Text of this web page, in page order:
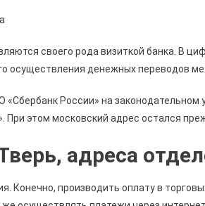
3267
своего рода визиткой банка. В
осуществления денежных переводов
«Сбербанк России» на законодательном
При этом московский адрес остался
адреса
Конечно, производить оплату в